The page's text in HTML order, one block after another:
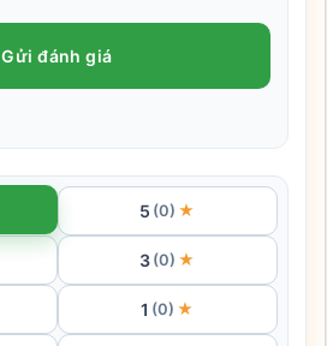
Gửi đánh giá
5 (0) ★
3 (0) ★
1 (0) ★